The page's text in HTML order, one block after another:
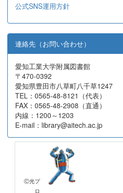
公式SNS運用方針
連絡先（お問い合わせ）
愛知工業大学附属図書館
〒470-0392
愛知県豊田市八草町八千草1247
TEL：0565-48-8121（代表）
FAX：0565-48-2908（直通）
内線：1200～1203
E-mail：library@aitech.ac.jp
Ⓒ光プ
ロ